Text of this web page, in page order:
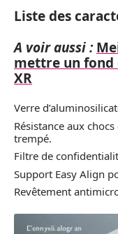
Liste des
A voir aussi :
mettre un fond
XR
Verre
Résistance aux
trempé.
Filtre de
Support Easy Align
Revêtement